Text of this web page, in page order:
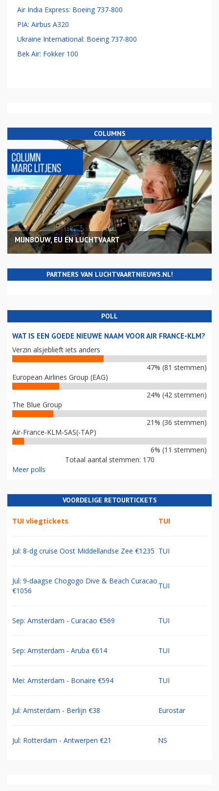
Air India Express: Boeing 737-800
PIA: Airbus A320
Ukraine International: Boeing 737-800
Bek Air: Fokker 100
COLUMNS
MIJNBOUW, EU EN LUCHTVAART
PARTNERS VAN LUCHTVAARTNIEUWS.NL!
POLL
WAT IS EEN GOEDE NIEUWE NAAM VOOR AIR FRANCE-KLM?
Verzin alsjeblieft iets anders
47% (81 stemmen)
European Airlines Group (EAG)
24% (42 stemmen)
The Blue Group
21% (36 stemmen)
Air-France-KLM-SAS(-TAP)
6% (11 stemmen)
Totaal aantal stemmen: 170
Meer polls
VOORDELIGE RETOURTICKETS
TUI vliegtickets TUI
Jul: 8-dg cruise Oost Middellandse Zee €1235 TUI
Jul: 9-daagse Chogogo Dive & Beach Curacao
€1056
TUI
Sep: Amsterdam - Curacao €569 TUI
Sep: Amsterdam - Aruba €614 TUI
Mei: Amsterdam - Bonaire €594 TUI
Jul: Amsterdam - Berlijn €38 Eurostar
Jul: Rotterdam - Antwerpen €21 NS